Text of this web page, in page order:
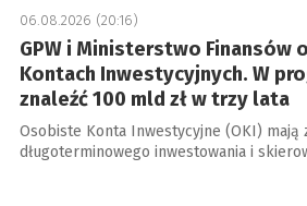
06.08.2026 (20:16)
GPW i Ministerstwo Finansów
Kontach Inwestycyjnych. W
znaleźć 100 mld zł w trzy lata
Osobiste Konta Inwestycyjne (OKI) mają
długoterminowego inwestowania i